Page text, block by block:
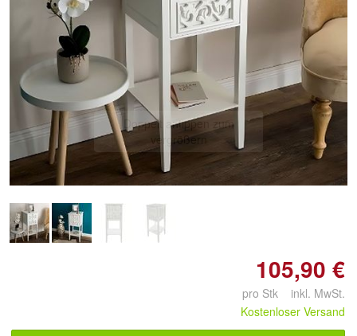
Doppelt antippen zum
vergrößern
105,90 €
pro Stk inkl. MwSt.
Kostenloser Versand